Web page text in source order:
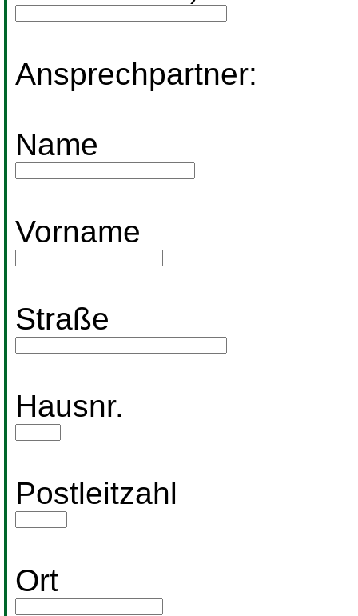
Ansprechpartner:
Name
Vorname
Straße
Hausnr.
Postleitzahl
Ort